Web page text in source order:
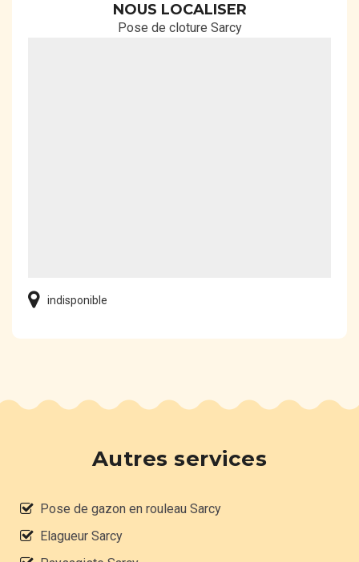
NOUS LOCALISER
Pose de cloture Sarcy
indisponible
Autres services
Pose de gazon en rouleau Sarcy
Elagueur Sarcy